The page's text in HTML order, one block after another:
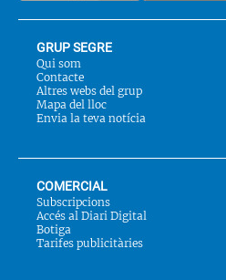
GRUP SEGRE
Qui som
Contacte
Altres webs del grup
Mapa del lloc
Envia la teva notícia
COMERCIAL
Subscripcions
Accés al Diari Digital
Botiga
Tarifes publicitàries